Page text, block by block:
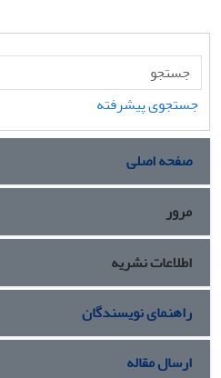
جستجوی پیشرفته
صفحه اصلی
مرور
اطلاعات نشریه
راهنمای نویسندگان
ارسال مقاله